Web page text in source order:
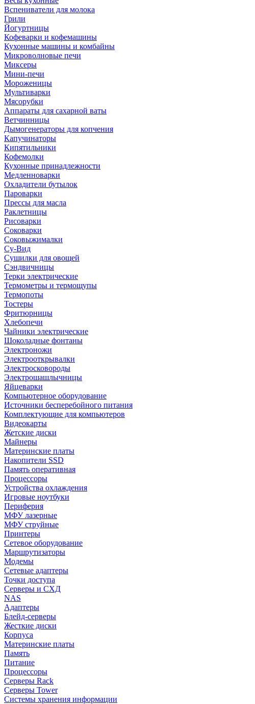
Вспениватели для молока
Грили
Йогуртницы
Кофеварки и кофемашины
Кухонные машины и комбайны
Микроволновые печи
Миксеры
Мини-печи
Мороженицы
Мультиварки
Мясорубки
Аппараты для сахарной ваты
Ветчинницы
Дымогенераторы для копчения
Капучинаторы
Кипятильники
Кофемолки
Кухонные принадлежности
Медленноварки
Охладители бутылок
Пароварки
Прессы для масла
Раклетницы
Рисоварки
Соковарки
Соковыжималки
Су-Вид
Сушилки для овощей
Сэндвичницы
Терки электрические
Термометры и термощупы
Термопоты
Тостеры
Фритюрницы
Хлебопечи
Чайники электрические
Шоколадные фонтаны
Электроножи
Электрооткрывалки
Электросковороды
Электрошашлычницы
Яйцеварки
Компьютерное оборудование
Источники бесперебойного питания
Комплектующие для компьютеров
Видеокарты
Жетские диски
Майнеры
Материнские платы
Накопители SSD
Память оперативная
Процессоры
Устройства охлаждения
Игровые ноутбуки
Периферия
МФУ лазерные
МФУ струйные
Принтеры
Сетевое оборудование
Маршрутизаторы
Модемы
Сетевые адаптеры
Точки доступа
Серверы и СХД
NAS
Адаптеры
Блейд-серверы
Жесткие диски
Корпуса
Материнские платы
Память
Питание
Процессоры
Серверы Rack
Серверы Tower
Системы хранения информации